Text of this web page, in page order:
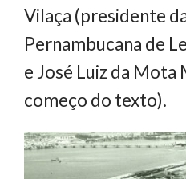
Vilaça (presidente
Pernambucana de
e José Luiz da Mota
começo do texto).